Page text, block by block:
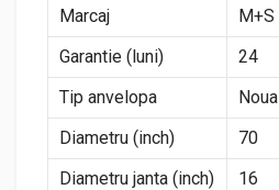
Marcaj
M+S
Garantie (luni)
24
Tip anvelopa
Noua
Diametru (inch)
70
Diametru janta (inch)
16